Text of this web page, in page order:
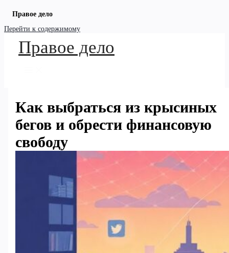
Правое дело
Перейти к содержимому
Правое дело
Как выбраться из крысиных
бегов и обрести финансовую
свободу